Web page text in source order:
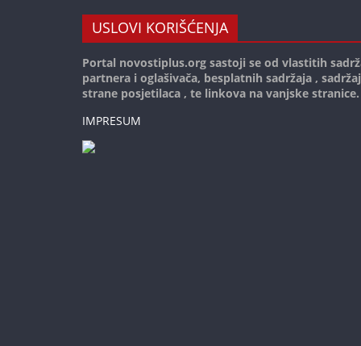
USLOVI KORIŠĆENJA
Portal novostiplus.org sastoji se od vlastitih
partnera i oglašivača, besplatnih sadržaja ,
strane posjetilaca , te linkova na vanjske stranice.
IMPRESUM